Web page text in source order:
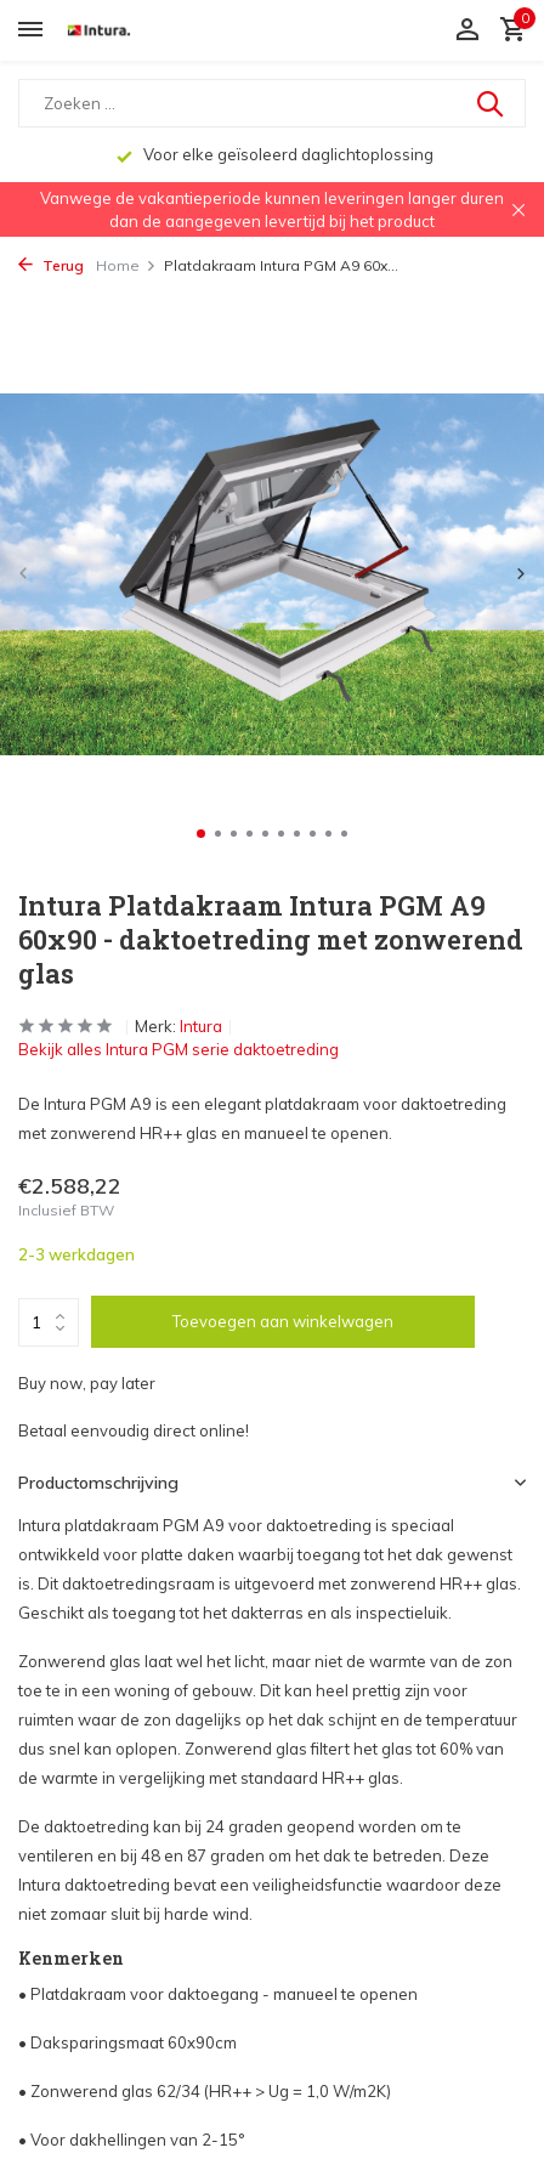
0
Voor elke geïsoleerd daglichtoplossing
Vanwege de vakantieperiode kunnen leveringen langer duren
dan de aangegeven levertijd bij het product
Terug Home Platdakraam Intura PGM A9 60x...
Intura Platdakraam Intura PGM A9
60x90 - daktoetreding met zonwerend
glas
Merk: Intura
Bekijk alles Intura PGM serie daktoetreding
De Intura PGM A9 is een elegant platdakraam voor daktoetreding
met zonwerend HR++ glas en manueel te openen.
€2.588,22
Inclusief BTW
2-3 werkdagen
Toevoegen aan winkelwagen
Buy now, pay later
Betaal eenvoudig direct online!
Productomschrijving
Intura platdakraam PGM A9 voor daktoetreding is speciaal
ontwikkeld voor platte daken waarbij toegang tot het dak gewenst
is. Dit daktoetredingsraam is uitgevoerd met zonwerend HR++ glas.
Geschikt als toegang tot het dakterras en als inspectieluik.
Zonwerend glas laat wel het licht, maar niet de warmte van de zon
toe te in een woning of gebouw. Dit kan heel prettig zijn voor
ruimten waar de zon dagelijks op het dak schijnt en de temperatuur
dus snel kan oplopen. Zonwerend glas filtert het glas tot 60% van
de warmte in vergelijking met standaard HR++ glas.
De daktoetreding kan bij 24 graden geopend worden om te
ventileren en bij 48 en 87 graden om het dak te betreden. Deze
Intura daktoetreding bevat een veiligheidsfunctie waardoor deze
niet zomaar sluit bij harde wind.
Kenmerken
• Platdakraam voor daktoegang - manueel te openen
• Daksparingsmaat 60x90cm
• Zonwerend glas 62/34 (HR++ > Ug = 1,0 W/m2K)
• Voor dakhellingen van 2-15°